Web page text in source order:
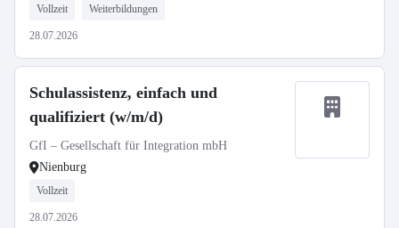
Vollzeit Weiterbildungen
28.07.2026
Schulassistenz, einfach und
qualifiziert (w/m/d)
GfI – Gesellschaft für Integration mbH
Nienburg
Vollzeit
28.07.2026